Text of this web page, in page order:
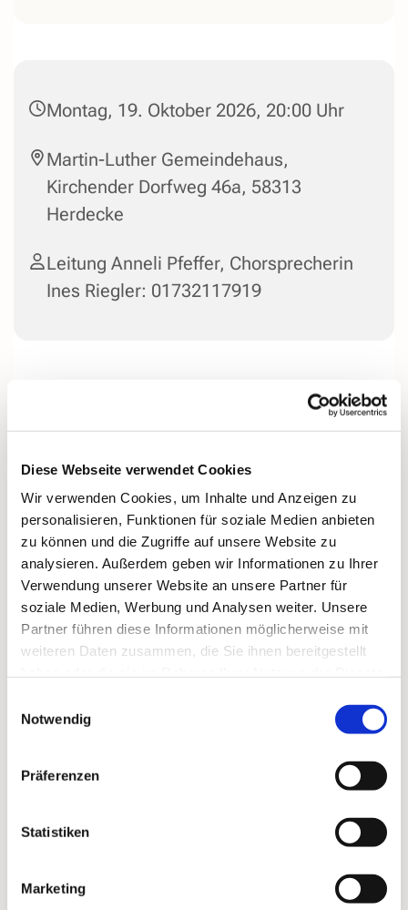
Diese Webseite verwendet Cookies
Wir verwenden Cookies, um Inhalte und Anzeigen zu
personalisieren, Funktionen für soziale Medien anbieten
zu können und die Zugriffe auf unsere Website zu
analysieren. Außerdem geben wir Informationen zu Ihrer
Verwendung unserer Website an unsere Partner für
soziale Medien, Werbung und Analysen weiter. Unsere
Partner führen diese Informationen möglicherweise mit
weiteren Daten zusammen, die Sie ihnen bereitgestellt
Notwendig
Präferenzen
Statistiken
Marketing
Montag, 19. Oktober 2026, 20:00 Uhr
Martin-Luther Gemeindehaus,
Kirchender Dorfweg 46a, 58313
Herdecke
Leitung Anneli Pfeffer, Chorsprecherin
Ines Riegler: 01732117919
vierstimmig in Sopran, Alt, Tenor und Bass
Mit Freude gestalten wir Gottesdienste und kirchliche
Feste musikalisch mit.
Geprobt wird jedenMontag um 20 Uhrim Martin-
Luther-Gemeindehaus.
Gemeinschaft wird bei uns groß geschrieben – wir
lachen viel, sind gesellig und unternehmen auch
gemeinsame Ausflüge.
Neue Stimmen, vor allem Bässe, sind herzlich